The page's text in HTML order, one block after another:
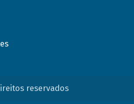
reservados